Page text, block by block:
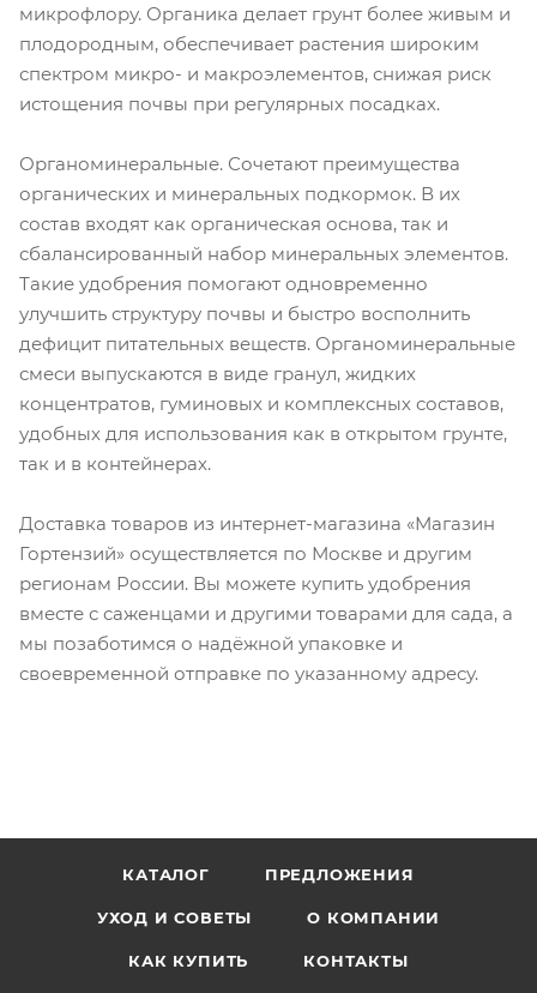
микрофлору. Органика делает грунт более живым и
плодородным, обеспечивает растения широким
спектром микро- и макроэлементов, снижая риск
истощения почвы при регулярных посадках.
Органоминеральные. Сочетают преимущества
органических и минеральных подкормок. В их
состав входят как органическая основа, так и
сбалансированный набор минеральных элементов.
Такие удобрения помогают одновременно
улучшить структуру почвы и быстро восполнить
дефицит питательных веществ. Органоминеральные
смеси выпускаются в виде гранул, жидких
концентратов, гуминовых и комплексных составов,
удобных для использования как в открытом грунте,
так и в контейнерах.
Доставка товаров из интернет-магазина «Магазин
Гортензий» осуществляется по Москве и другим
регионам России. Вы можете купить удобрения
вместе с саженцами и другими товарами для сада, а
мы позаботимся о надёжной упаковке и
своевременной отправке по указанному адресу.
КАТАЛОГ ПРЕДЛОЖЕНИЯ
УХОД И СОВЕТЫ О КОМПАНИИ
КАК КУПИТЬ КОНТАКТЫ